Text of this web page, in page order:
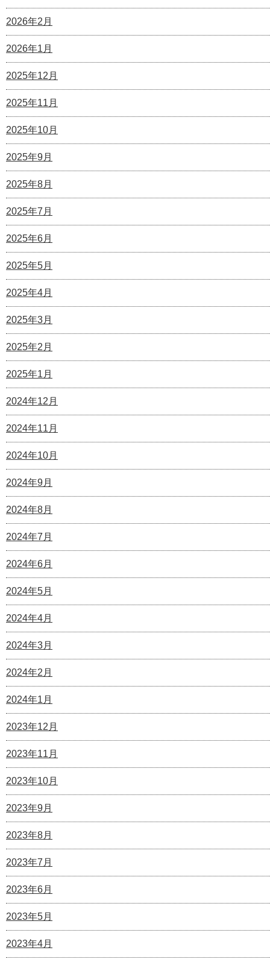
2026年2月
2026年1月
2025年12月
2025年11月
2025年10月
2025年9月
2025年8月
2025年7月
2025年6月
2025年5月
2025年4月
2025年3月
2025年2月
2025年1月
2024年12月
2024年11月
2024年10月
2024年9月
2024年8月
2024年7月
2024年6月
2024年5月
2024年4月
2024年3月
2024年2月
2024年1月
2023年12月
2023年11月
2023年10月
2023年9月
2023年8月
2023年7月
2023年6月
2023年5月
2023年4月